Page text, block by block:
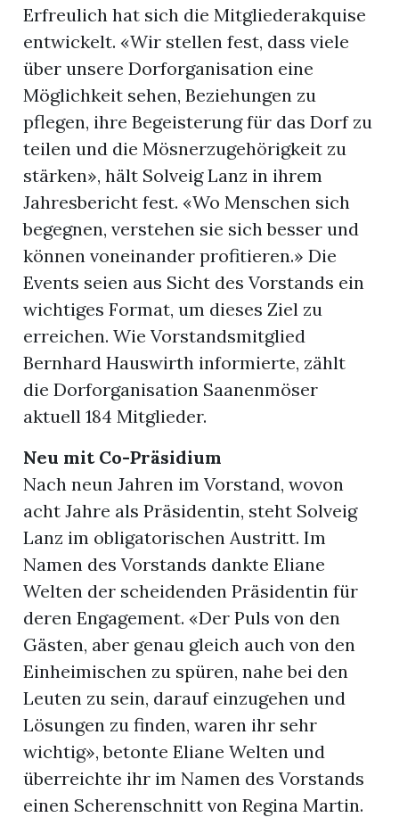
Erfreulich hat sich die Mitgliederakquise
entwickelt. «Wir stellen fest, dass viele
über unsere Dorforganisation eine
Möglichkeit sehen, Beziehungen zu
pflegen, ihre Begeisterung für das Dorf zu
teilen und die Mösnerzugehörigkeit zu
stärken», hält Solveig Lanz in ihrem
Jahresbericht fest. «Wo Menschen sich
begegnen, verstehen sie sich besser und
können voneinander profitieren.» Die
Events seien aus Sicht des Vorstands ein
wichtiges Format, um dieses Ziel zu
erreichen. Wie Vorstandsmitglied
Bernhard Hauswirth informierte, zählt
die Dorforganisation Saanenmöser
aktuell 184 Mitglieder.
Neu mit Co-Präsidium
Nach neun Jahren im Vorstand, wovon
acht Jahre als Präsidentin, steht Solveig
Lanz im obligatorischen Austritt. Im
Namen des Vorstands dankte Eliane
Welten der scheidenden Präsidentin für
deren Engagement. «Der Puls von den
Gästen, aber genau gleich auch von den
Einheimischen zu spüren, nahe bei den
Leuten zu sein, darauf einzugehen und
Lösungen zu finden, waren ihr sehr
wichtig», betonte Eliane Welten und
überreichte ihr im Namen des Vorstands
einen Scherenschnitt von Regina Martin.